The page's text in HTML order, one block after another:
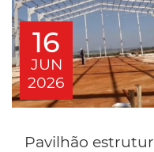
16
JUN
2026
Pavilhão